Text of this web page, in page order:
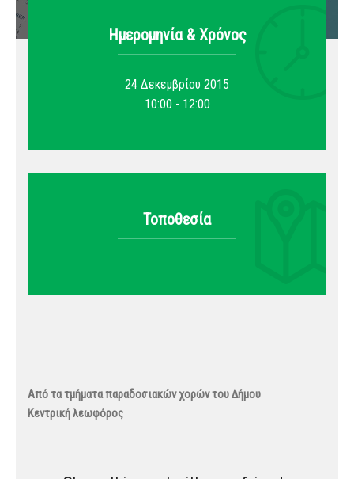
Ημερομηνία & Xρόνος
24 Δεκεμβρίου 2015
10:00 - 12:00
Τοποθεσία
Από τα τμήματα παραδοσιακών χορών του Δήμου
Κεντρική λεωφόρος